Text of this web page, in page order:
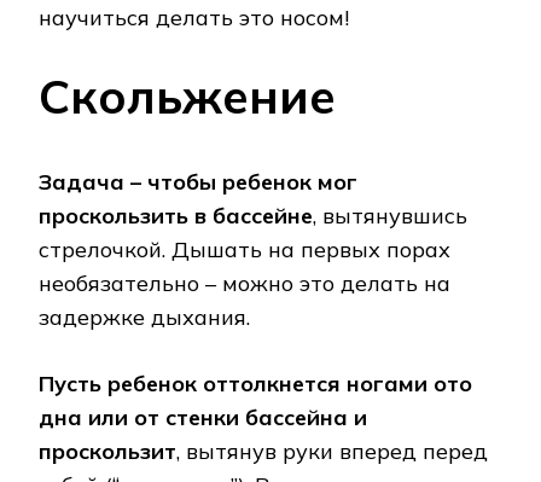
научиться делать это носом!
Скольжение
Задача – чтобы ребенок мог
проскользить в бассейне, вытянувшись
стрелочкой. Дышать на первых порах
необязательно – можно это делать на
задержке дыхания.
Пусть ребенок оттолкнется ногами ото
дна или от стенки бассейна и
проскользит, вытянув руки вперед перед